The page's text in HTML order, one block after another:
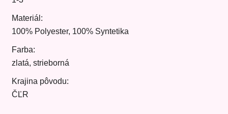
Materiál:
100% Polyester, 100% Syntetika
Farba:
zlatá, strieborná
Krajina pôvodu:
ČĽR